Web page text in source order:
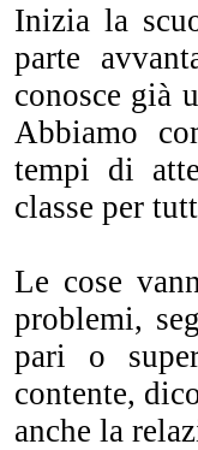
Inizia la
parte
conosce già
Abbiamo
tempi di
classe per
Le cose
problemi,
pari o
contente,
anche la